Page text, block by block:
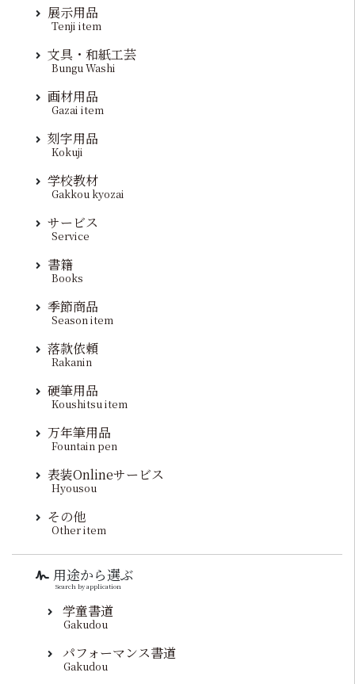
展示用品
Tenji item
文具・和紙工芸
Bungu Washi
画材用品
Gazai item
刻字用品
Kokuji
学校教材
Gakkou kyozai
サービス
Service
書籍
Books
季節商品
Season item
落款依頼
Rakanin
硬筆用品
Koushitsu item
万年筆用品
Fountain pen
表装Onlineサービス
Hyousou
その他
Other item
用途から選ぶ
Search by application
学童書道
Gakudou
パフォーマンス書道
Gakudou